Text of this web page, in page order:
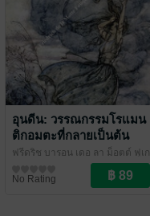
อุนดีน: วรรณกรรมโรแมน
ติกอมตะที่กลายเป็นต้น
แบบของวรรณกรรม
แฟนตาซีสมัยใหม่
(Undine)
ฟรีดริช บารอน เดอ ลา ม็อตต์ ฟูเก
/ ไศเลนทร์
No Rating